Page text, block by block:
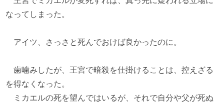
なってしまった。
アイツ、さっさと死んでおけば良かったのに。
歯噛みしたが、王宮で暗殺を仕掛けることは、控えざる
を得なくなった。
ミカエルの死を望んではいるが、それで自分や父が死ぬ